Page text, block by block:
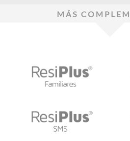
MÁS